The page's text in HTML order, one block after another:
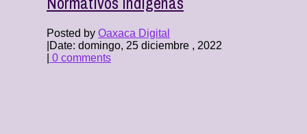
Posted by Oaxaca Digital
Date: domingo, 25 diciembre , 2022
0 comments